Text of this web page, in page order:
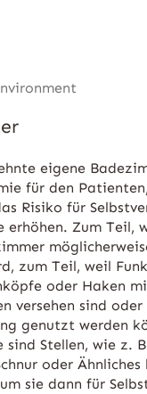
eigene
für den
Risiko für
erhöhen. Zum Teil,
zum Teil, weil
oder Haken
versehen sind oder
genutzt werden
Stellen, wie z.
oder
sie dann für